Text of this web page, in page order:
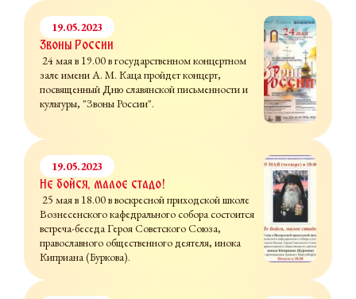
19.05.2023
Звоны России
24 мая в 19.00 в государственном концертном
зале имени А. М. Каца пройдет концерт,
посвященный Дню славянской письменности и
культуры, "Звоны России".
19.05.2023
Не бойся, малое стадо!
25 мая в 18.00 в воскресной приходской школе
Вознесенского кафедрального собора состоится
встреча-беседа Героя Советского Союза,
православного общественного деятеля, инока
Киприана (Буркова).